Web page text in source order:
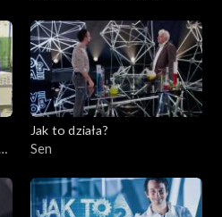
Jak to działa?
Sen